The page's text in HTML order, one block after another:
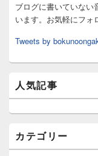
ブログに書いていない
います。お気軽にフォ
Tweets by
人気記事
カテゴリー